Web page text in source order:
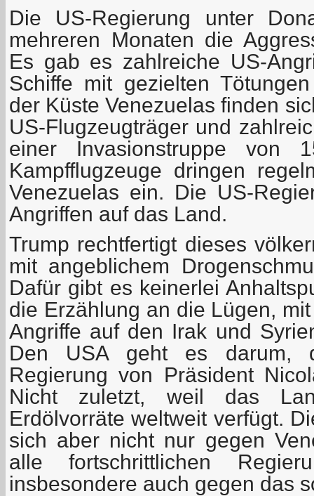
Die US-Regierung unter
mehreren Monaten die
Es gab es zahlreiche US-
Schiffe mit gezielten
der Küste Venezuelas finden
US-Flugzeugträger und
einer Invasionstruppe von
Kampfflugzeuge dringen
Venezuelas ein. Die US-
Angriffen auf das Land.
Trump rechtfertigt dieses
mit angeblichem
Dafür gibt es keinerlei
die Erzählung an die Lügen,
Angriffe auf den Irak und
Den USA geht es darum,
Regierung von Präsident
Nicht zuletzt, weil das
Erdölvorräte weltweit verfügt.
sich aber nicht nur gegen
alle fortschrittlichen
insbesondere auch gegen das